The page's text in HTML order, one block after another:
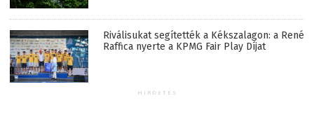
Riválisukat segítették a Kékszalagon: a René
Raffica nyerte a KPMG Fair Play Díjat
HIRDETÉS